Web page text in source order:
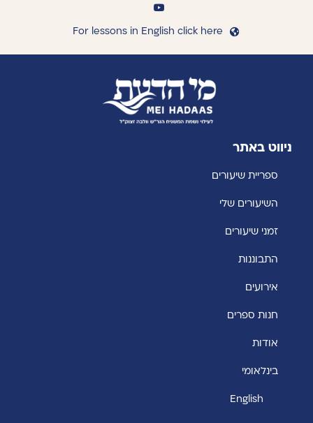
For lessons in English click here
ניווט באתר
ספריית שיעורים
השיעורים שלי
זמני שיעורים
התבוננות
אירועים
חנות ספרים
אודות
בינלאומי
English